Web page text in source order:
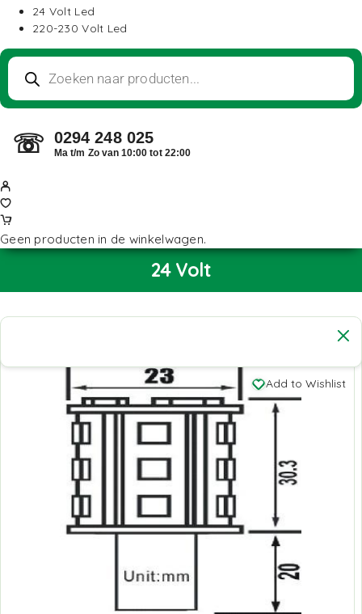
24 Volt Led
220-230 Volt Led
☏ 0294 248 025
Ma t/m Zo van 10:00 tot 22:00
Geen producten in de winkelwagen.
24 Volt
Add to Wishlist